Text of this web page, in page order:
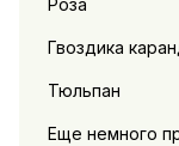
Роза
Гвоздика
Тюльпан
Еще немного